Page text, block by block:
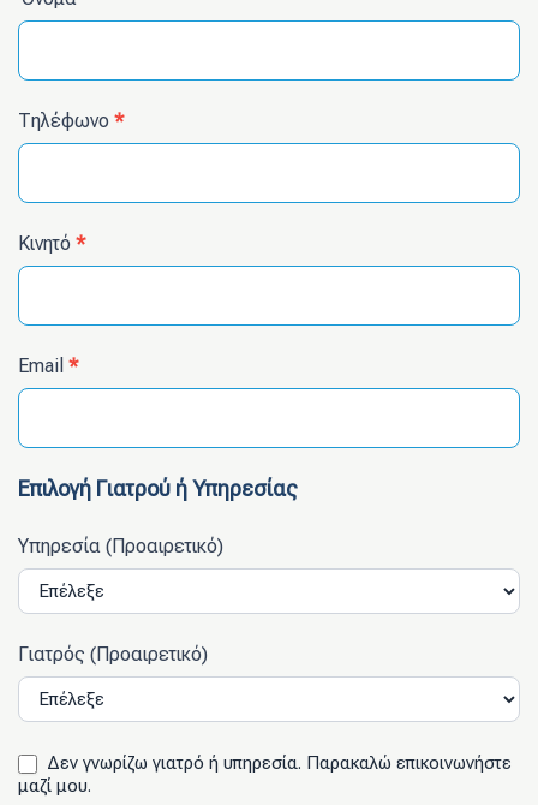
Τηλέφωνο *
Κινητό *
Email *
Επιλογή Γιατρού ή Υπηρεσίας
Υπηρεσία (Προαιρετικό)
Γιατρός (Προαιρετικό)
Δεν γνωρίζω γιατρό ή υπηρεσία. Παρακαλώ επικοινωνήστε
μαζί μου.